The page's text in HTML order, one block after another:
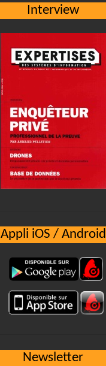
Interview
Appli iOS / Android
Newsletter